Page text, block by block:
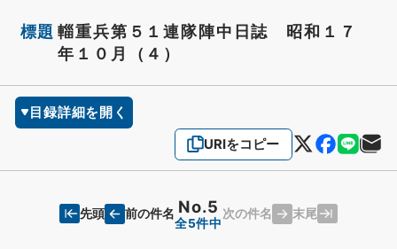
標題 輜重兵第５１連隊陣中日誌 昭和１７
年１０月（４）
目録詳細を開く
URIをコピー
先頭 前の件名 No.5
全5件中
次の件名 末尾